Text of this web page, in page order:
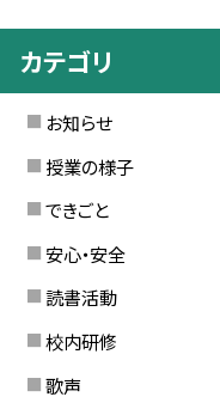
カテゴリ
お知らせ
授業の様子
できごと
安心・安全
読書活動
校内研修
歌声